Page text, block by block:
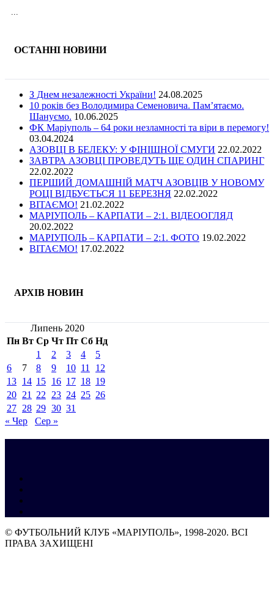
ОСТАННІ НОВИНИ
З Днем незалежності України! 24.08.2025
10 років без Володимира Семеновича. Пам’ятаємо.
Шануємо. 10.06.2025
ФК Маріуполь – 64 роки незламності та віри в перемогу!
03.04.2024
АЗОВЦІ В БЕЛЕКУ: У ФІНІШНОЇ СМУГИ 22.02.2022
ЗАВТРА АЗОВЦІ ПРОВЕДУТЬ ЩЕ ОДИН СПАРИНГ
22.02.2022
ПЕРШИЙ ДОМАШНІЙ МАТЧ АЗОВЦІВ У НОВОМУ
РОЦІ ВІДБУЄТЬСЯ 11 БЕРЕЗНЯ 22.02.2022
ВІТАЄМО! 21.02.2022
МАРІУПОЛЬ – КАРПАТИ – 2:1. ВІДЕООГЛЯД
20.02.2022
МАРІУПОЛЬ – КАРПАТИ – 2:1. ФОТО 19.02.2022
ВІТАЄМО! 17.02.2022
АРХІВ НОВИН
Липень 2020
Пн Вт Ср Чт Пт Сб Нд
1
2 3 4
5
6
7 8 9 10 11
12
13 14 15 16 17 18 19
20 21 22 23 24 25 26
27 28 29 30 31
« Чер
Сер »
© ФУТБОЛЬНИЙ КЛУБ «МАРІУПОЛЬ», 1998-2020. ВСІ
ПРАВА ЗАХИЩЕНІ